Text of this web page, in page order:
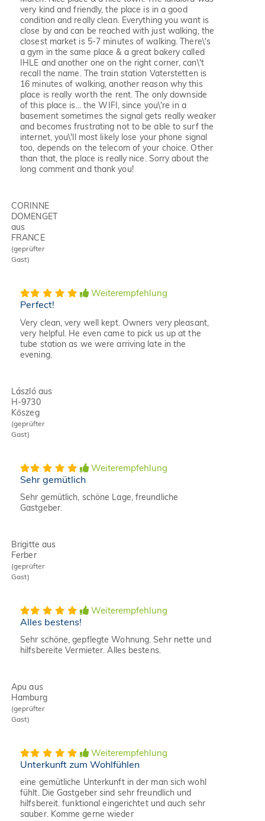
very kind and friendly, the place is in a good
condition and really clean. Everything you want is
close by and can be reached with just walking, the
closest market is 5-7 minutes of walking. There\'s
a gym in the same place & a great bakery called
IHLE and another one on the right corner, can\'t
recall the name. The train station Vaterstetten is
16 minutes of walking, another reason why this
place is really worth the rent. The only downside
of this place is... the WIFI, since you\'re in a
basement sometimes the signal gets really weaker
and becomes frustrating not to be able to surf the
internet, you\'ll most likely lose your phone signal
too, depends on the telecom of your choice. Other
than that, the place is really nice. Sorry about the
long comment and thank you!
CORINNE
DOMENGET
aus
FRANCE
(geprüfter
Gast)
Weiterempfehlung
Perfect!
Very clean, very well kept. Owners very pleasant,
very helpful. He even came to pick us up at the
tube station as we were arriving late in the
evening.
László aus
H-9730
Kőszeg
(geprüfter
Gast)
Weiterempfehlung
Sehr gemütlich
Sehr gemütlich, schöne Lage, freundliche
Gastgeber.
Brigitte aus
Ferber
(geprüfter
Gast)
Weiterempfehlung
Alles bestens!
Sehr schöne, gepflegte Wohnung. Sehr nette und
hilfsbereite Vermieter. Alles bestens.
Apu aus
Hamburg
(geprüfter
Gast)
Weiterempfehlung
Unterkunft zum Wohlfühlen
eine gemütliche Unterkunft in der man sich wohl
fühlt. Die Gastgeber sind sehr freundlich und
hilfsbereit. funktional eingerichtet und auch sehr
sauber. Komme gerne wieder